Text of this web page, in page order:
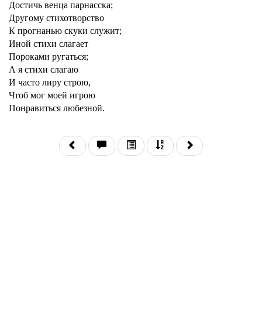
Достичь венца парнасска;
Другому стихотворство
К прогнанью скуки служит;
Иной стихи слагает
Пороками ругаться;
А я стихи слагаю
И часто лиру строю,
Чтоб мог моей игрою
Понравиться любезной.